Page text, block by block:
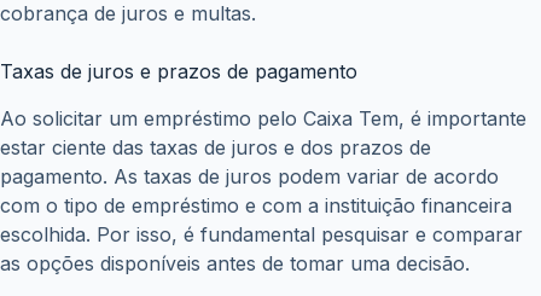
cobrança de juros e multas.
Taxas de juros e prazos de pagamento
Ao solicitar um empréstimo pelo Caixa Tem, é importante
estar ciente das taxas de juros e dos prazos de
pagamento. As taxas de juros podem variar de acordo
com o tipo de empréstimo e com a instituição financeira
escolhida. Por isso, é fundamental pesquisar e comparar
as opções disponíveis antes de tomar uma decisão.